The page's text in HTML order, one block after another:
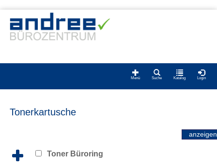
Login
Katalog
Suche
Menü
Tonerkartusche
Toner Büroring